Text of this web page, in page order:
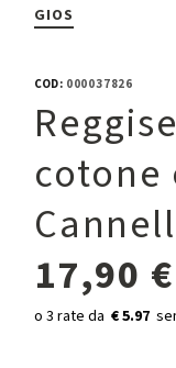
GIOS
COD:000037826
cotone
17,90 €
€ 5.97